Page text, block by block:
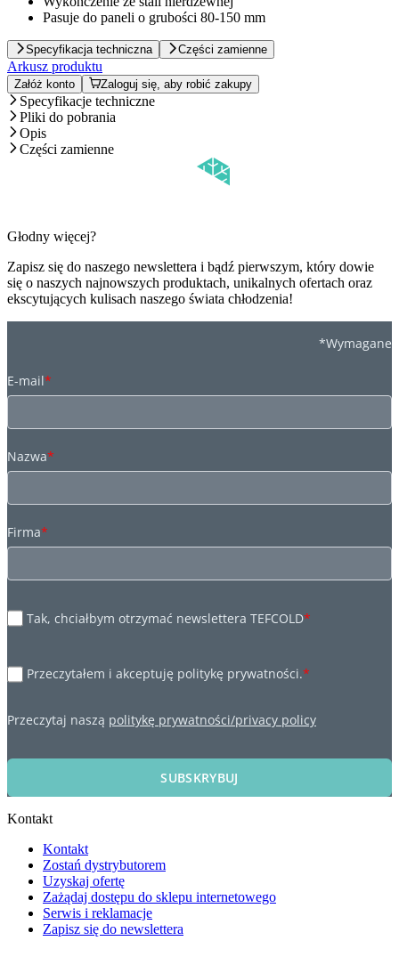
Pasuje do paneli o grubości 80-150 mm
Specyfikacja techniczna Części zamienne
Arkusz produktu
Załóż konto Zaloguj się, aby robić zakupy
Specyfikacje techniczne
Pliki do pobrania
Opis
Części zamienne
Głodny więcej?
Zapisz się do naszego newslettera i bądź pierwszym, który dowie
się o naszych najnowszych produktach, unikalnych ofertach oraz
ekscytujących kulisach naszego świata chłodzenia!
*Wymagane
E-mail*
Nazwa*
Firma*
Tak, chciałbym otrzymać newslettera TEFCOLD*
Przeczytałem i akceptuję politykę prywatności.*
Przeczytaj naszą politykę prywatności/privacy policy
SUBSKRYBUJ
Kontakt
Kontakt
Zostań dystrybutorem
Uzyskaj ofertę
Zażądaj dostępu do sklepu internetowego
Serwis i reklamacje
Zapisz się do newslettera